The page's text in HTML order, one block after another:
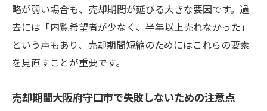
略が弱い場合も、売却期間が延びる大きな要因です。過
去には「内覧希望者が少なく、半年以上売れなかった」
という声もあり、売却期間短縮のためにはこれらの要素
を見直すことが重要です。
売却期間大阪府守口市で失敗しないための注意点